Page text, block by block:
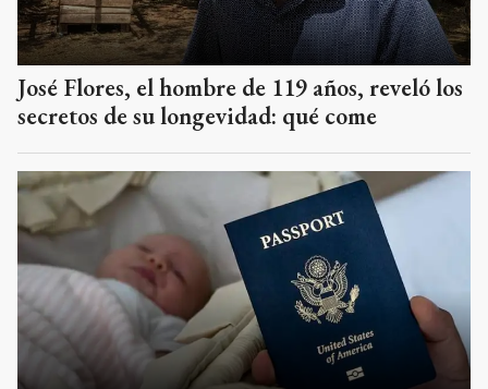
José Flores, el hombre de 119 años, reveló los
secretos de su longevidad: qué come